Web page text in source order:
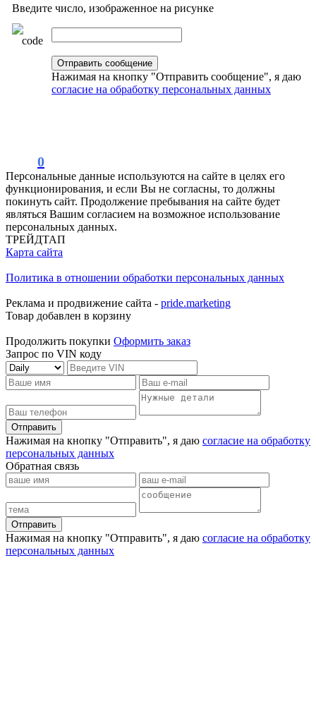
Введите число, изображенное на рисунке
Нажимая на кнопку "Отправить сообщение", я даю
согласие на обработку персональных данных
0
Персональные данные используются на сайте в целях его
функционирования, и если Вы не согласны, то должны
покинуть сайт. Продолжение пребывания на сайте будет
являться Вашим согласием на возможное использование
персональных данных.
ТРЕЙДТАП
Карта сайта
Политика в отношении обработки персональных данных
Реклама и продвижение сайта - pride.marketing
Товар добавлен в корзину
Продолжить покупки Оформить заказ
Запрос по VIN коду
Отправить
Нажимая на кнопку "Отправить", я даю согласие на обработку
персональных данных
Обратная связь
Отправить
Нажимая на кнопку "Отправить", я даю согласие на обработку
персональных данных